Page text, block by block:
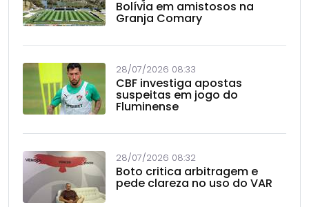
Bolívia em amistosos na
Granja Comary
28/07/2026 08:33
CBF investiga apostas
suspeitas em jogo do
Fluminense
28/07/2026 08:32
Boto critica arbitragem e
pede clareza no uso do VAR